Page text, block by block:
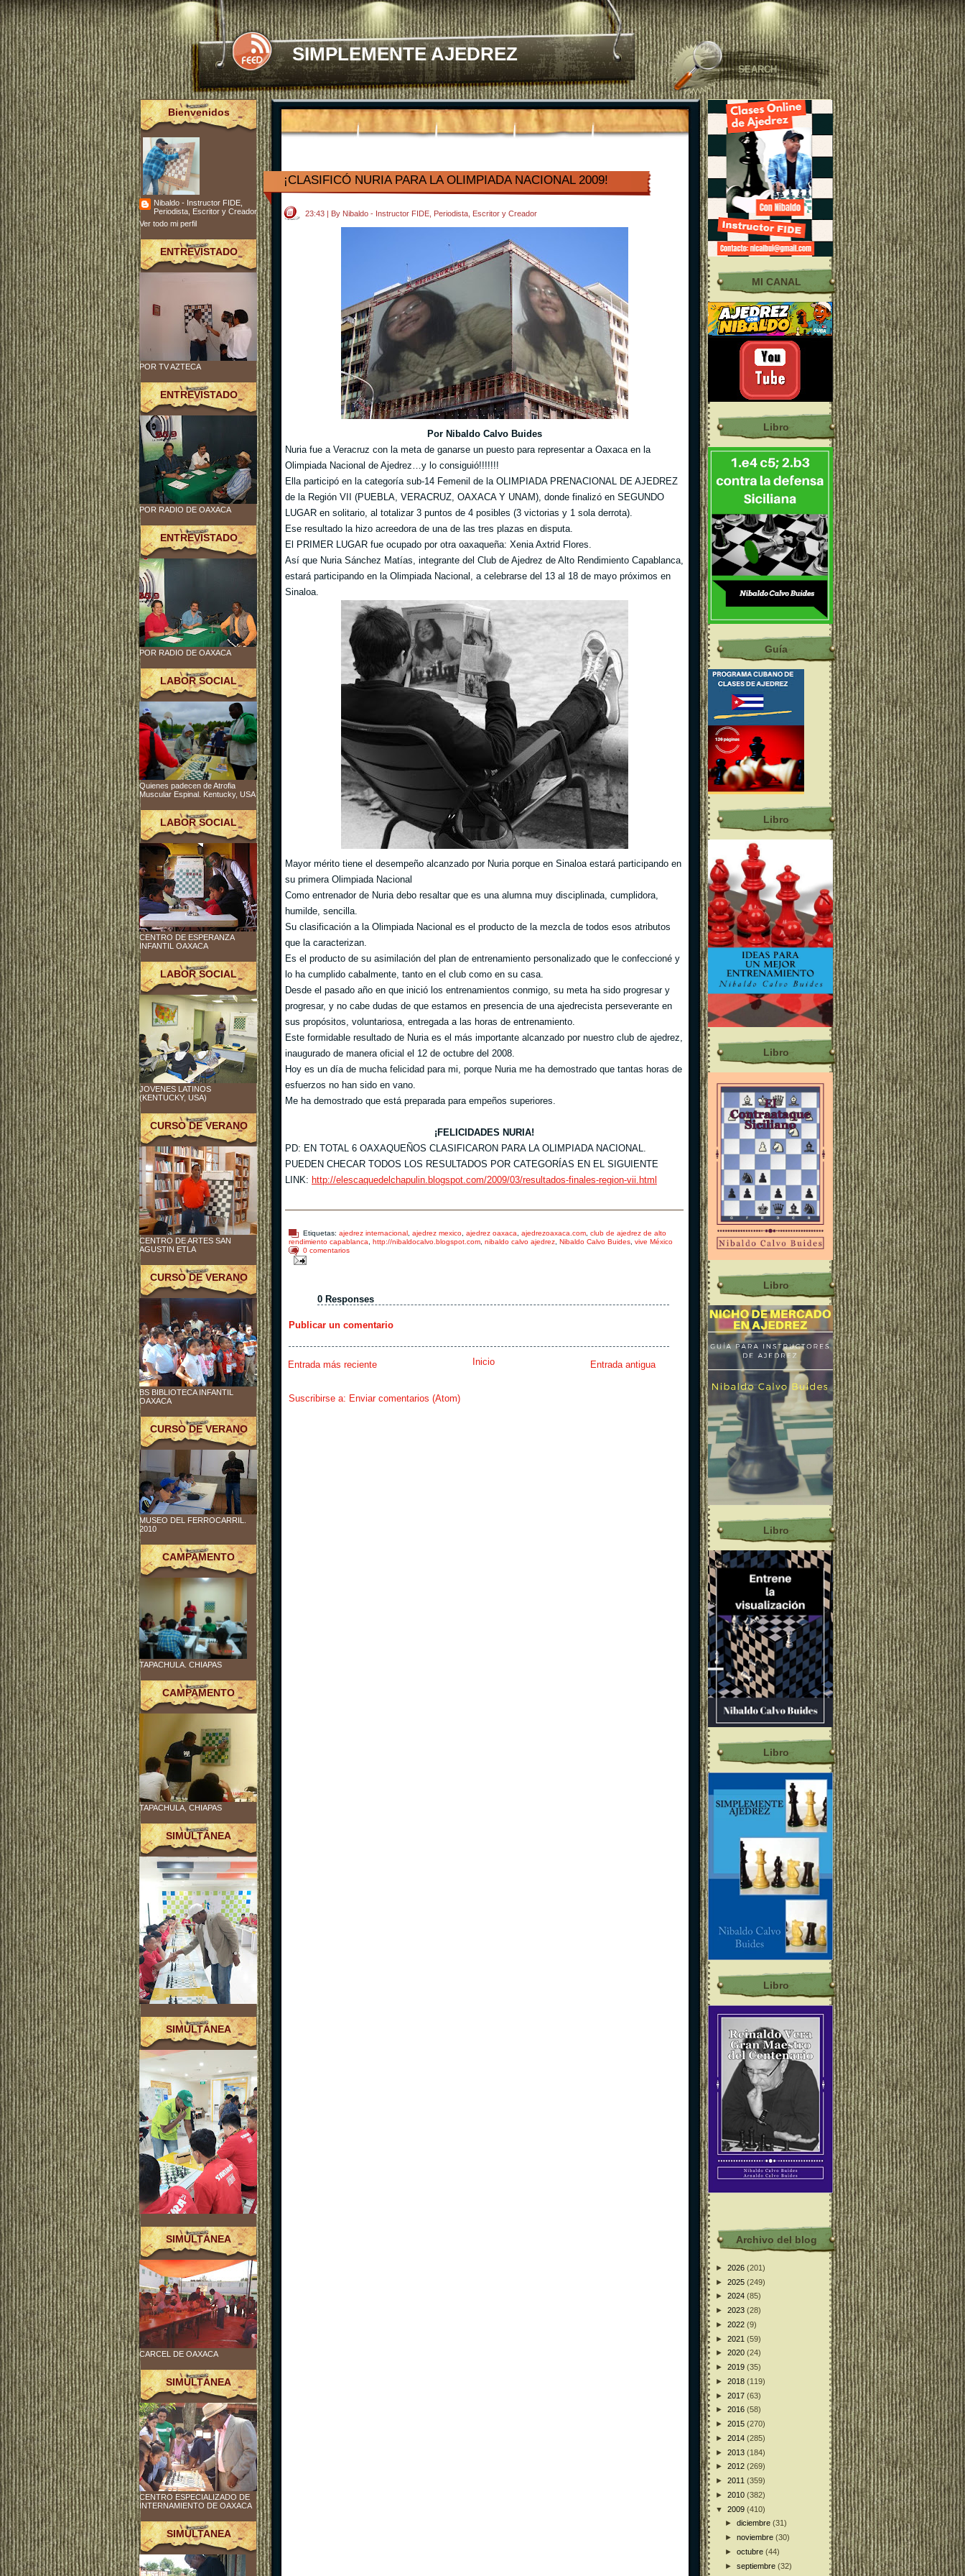
SIMPLEMENTE AJEDREZ
¡CLASIFICÓ NURIA PARA LA OLIMPIADA NACIONAL 2009!
23:43 | By Nibaldo - Instructor FIDE, Periodista, Escritor y Creador
Por Nibaldo Calvo Buides
Nuria fue a Veracruz con la meta de ganarse un puesto para representar a Oaxaca en la
Olimpiada Nacional de Ajedrez…y lo consiguió!!!!!!!
Ella participó en la categoría sub-14 Femenil de la OLIMPIADA PRENACIONAL DE AJEDREZ
de la Región VII (PUEBLA, VERACRUZ, OAXACA Y UNAM), donde finalizó en SEGUNDO
LUGAR en solitario, al totalizar 3 puntos de 4 posibles (3 victorias y 1 sola derrota).
Ese resultado la hizo acreedora de una de las tres plazas en disputa.
El PRIMER LUGAR fue ocupado por otra oaxaqueña: Xenia Axtrid Flores.
Así que Nuria Sánchez Matías, integrante del Club de Ajedrez de Alto Rendimiento Capablanca,
estará participando en la Olimpiada Nacional, a celebrarse del 13 al 18 de mayo próximos en
Sinaloa.
Mayor mérito tiene el desempeño alcanzado por Nuria porque en Sinaloa estará participando en
su primera Olimpiada Nacional
Como entrenador de Nuria debo resaltar que es una alumna muy disciplinada, cumplidora,
humilde, sencilla.
Su clasificación a la Olimpiada Nacional es el producto de la mezcla de todos esos atributos
que la caracterizan.
Es el producto de su asimilación del plan de entrenamiento personalizado que le confeccioné y
lo ha cumplido cabalmente, tanto en el club como en su casa.
Desde el pasado año en que inició los entrenamientos conmigo, su meta ha sido progresar y
progresar, y no cabe dudas de que estamos en presencia de una ajedrecista perseverante en
sus propósitos, voluntariosa, entregada a las horas de entrenamiento.
Este formidable resultado de Nuria es el más importante alcanzado por nuestro club de ajedrez,
inaugurado de manera oficial el 12 de octubre del 2008.
Hoy es un día de mucha felicidad para mi, porque Nuria me ha demostrado que tantas horas de
esfuerzos no han sido en vano.
Me ha demostrado que está preparada para empeños superiores.
¡FELICIDADES NURIA!
PD: EN TOTAL 6 OAXAQUEÑOS CLASIFICARON PARA LA OLIMPIADA NACIONAL.
PUEDEN CHECAR TODOS LOS RESULTADOS POR CATEGORÍAS EN EL SIGUIENTE
LINK: http://elescaquedelchapulin.blogspot.com/2009/03/resultados-finales-region-vii.html
Etiquetas: ajedrez internacional ajedrez mexico ajedrez oaxaca ajedrezoaxaca.com club de ajedrez de alto
rendimiento capablanca
http://nibaldocalvo.blogspot.com nibaldo calvo ajedrez Nibaldo Calvo Buides vive México
0 comentarios
0 Responses
Publicar un comentario
Entrada más reciente Entrada antigua
Inicio
Suscribirse a: Enviar comentarios (Atom)
Bienvenidos
Nibaldo - Instructor FIDE,
Periodista, Escritor y Creador
Ver todo mi perfil
ENTREVISTADO
POR TV AZTECA
ENTREVISTADO
POR RADIO DE OAXACA
ENTREVISTADO
POR RADIO DE OAXACA
LABOR SOCIAL
Quienes padecen de Atrofia
Muscular Espinal. Kentucky, USA
LABOR SOCIAL
CENTRO DE ESPERANZA
INFANTIL OAXACA
LABOR SOCIAL
JOVENES LATINOS
(KENTUCKY, USA)
CURSO DE VERANO
CENTRO DE ARTES SAN
AGUSTIN ETLA
CURSO DE VERANO
BS BIBLIOTECA INFANTIL
OAXACA
CURSO DE VERANO
MUSEO DEL FERROCARRIL.
2010
CAMPAMENTO
TAPACHULA. CHIAPAS
CAMPAMENTO
TAPACHULA, CHIAPAS
SIMULTÁNEA
SIMULTÁNEA
SIMULTÁNEA
CARCEL DE OAXACA
SIMULTÁNEA
CENTRO ESPECIALIZADO DE
INTERNAMIENTO DE OAXACA
SIMULTANEA
MI CANAL
Libro
Guía
Libro
Libro
Libro
Libro
Libro
Libro
Archivo del blog
► 2026 (201)
► 2025 (249)
► 2024 (85)
► 2023 (28)
► 2022 (9)
► 2021 (59)
► 2020 (24)
► 2019 (35)
► 2018 (119)
► 2017 (63)
► 2016 (58)
► 2015 (270)
► 2014 (285)
► 2013 (184)
► 2012 (269)
► 2011 (359)
► 2010 (382)
▼ 2009 (410)
►diciembre(31)
►noviembre(30)
►octubre(44)
►septiembre(32)